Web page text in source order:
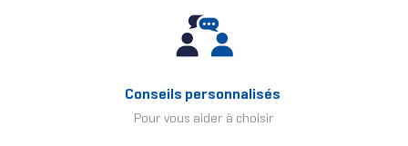
Conseils personnalisés
Pour vous aider à choisir